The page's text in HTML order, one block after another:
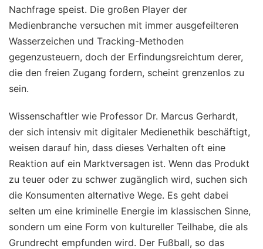
Nachfrage speist. Die großen Player der
Medienbranche versuchen mit immer ausgefeilteren
Wasserzeichen und Tracking-Methoden
gegenzusteuern, doch der Erfindungsreichtum derer,
die den freien Zugang fordern, scheint grenzenlos zu
sein.
Wissenschaftler wie Professor Dr. Marcus Gerhardt,
der sich intensiv mit digitaler Medienethik beschäftigt,
weisen darauf hin, dass dieses Verhalten oft eine
Reaktion auf ein Marktversagen ist. Wenn das Produkt
zu teuer oder zu schwer zugänglich wird, suchen sich
die Konsumenten alternative Wege. Es geht dabei
selten um eine kriminelle Energie im klassischen Sinne,
sondern um eine Form von kultureller Teilhabe, die als
Grundrecht empfunden wird. Der Fußball, so das